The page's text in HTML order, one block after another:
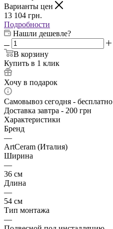
Варианты цен
13 104 грн.
Подробности
Нашли дешевле?
В корзину
Купить в 1 клик
Хочу в подарок
Самовывоз сегодня - бесплатно
Доставка завтра - 200 грн
Характеристики
Бренд
—
ArtCeram (Италия)
Ширина
—
36 см
Длина
—
54 см
Тип монтажа
—